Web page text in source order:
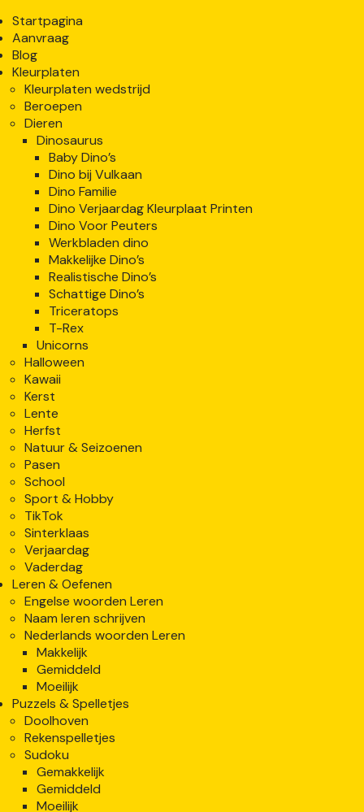
Startpagina
Aanvraag
Blog
Kleurplaten
Kleurplaten wedstrijd
Beroepen
Dieren
Dinosaurus
Baby Dino’s
Dino bij Vulkaan
Dino Familie
Dino Verjaardag Kleurplaat Printen
Dino Voor Peuters
Werkbladen dino
Makkelijke Dino’s
Realistische Dino’s
Schattige Dino’s
Triceratops
T-Rex
Unicorns
Halloween
Kawaii
Kerst
Lente
Herfst
Natuur & Seizoenen
Pasen
School
Sport & Hobby
TikTok
Sinterklaas
Verjaardag
Vaderdag
Leren & Oefenen
Engelse woorden Leren
Naam leren schrijven
Nederlands woorden Leren
Makkelijk
Gemiddeld
Moeilijk
Puzzels & Spelletjes
Doolhoven
Rekenspelletjes
Sudoku
Gemakkelijk
Gemiddeld
Moeilijk